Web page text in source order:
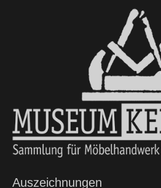
Auszeichnungen